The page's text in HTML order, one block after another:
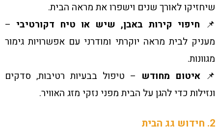
שיחזיקו לאורך שנים וישפרו את מראה הבית.
📌 חיפוי קירות באבן, שיש או טיח דקורטיבי –
מעניק לבית מראה יוקרתי ומודרני עם אפשרויות גימור
מגוונות.
📌 איטום מחודש – טיפול בבעיות רטיבות, סדקים
ונזילות כדי להגן על הבית מפני נזקי מזג האוויר.
2. חידוש גג הבית